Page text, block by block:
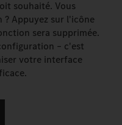
souhaité. Vous
Appuyez sur l'icône
sera supprimée.
– c'est
votre interface